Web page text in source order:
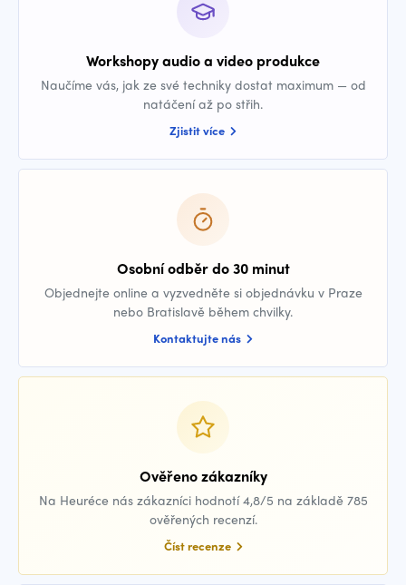
Workshopy audio a video produkce
Naučíme vás, jak ze své techniky dostat maximum — od
natáčení až po střih.
Zjistit více
Osobní odběr do 30 minut
Objednejte online a vyzvedněte si objednávku v Praze
nebo Bratislavě během chvilky.
Kontaktujte nás
Ověřeno zákazníky
Na Heuréce nás zákazníci hodnotí 4,8/5 na základě 785
ověřených recenzí.
Číst recenze